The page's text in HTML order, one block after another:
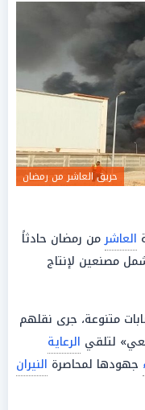
حريق العاشر من رمضان
العاشرمن رمضان حادثاً
مصنعين لإنتاج
متنوعة، جرى نقلهم
لتلقي الرعاية
جهودها لمحاصرة النيران